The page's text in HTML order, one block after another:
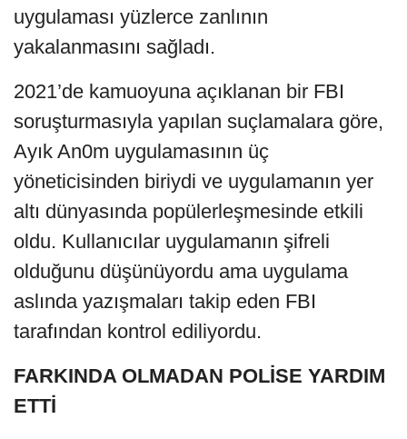
uygulaması yüzlerce zanlının
yakalanmasını sağladı.
2021’de kamuoyuna açıklanan bir FBI
soruşturmasıyla yapılan suçlamalara göre,
Ayık An0m uygulamasının üç
yöneticisinden biriydi ve uygulamanın yer
altı dünyasında popülerleşmesinde etkili
oldu. Kullanıcılar uygulamanın şifreli
olduğunu düşünüyordu ama uygulama
aslında yazışmaları takip eden FBI
tarafından kontrol ediliyordu.
FARKINDA OLMADAN POLİSE YARDIM
ETTİ